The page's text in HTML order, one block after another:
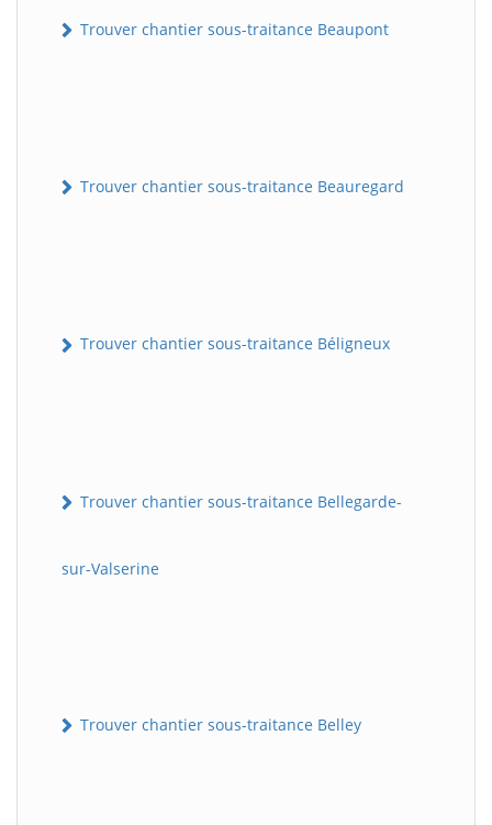
Trouver chantier sous-traitance Beaupont
Trouver chantier sous-traitance Beauregard
Trouver chantier sous-traitance Béligneux
Trouver chantier sous-traitance Bellegarde-
sur-Valserine
Trouver chantier sous-traitance Belley